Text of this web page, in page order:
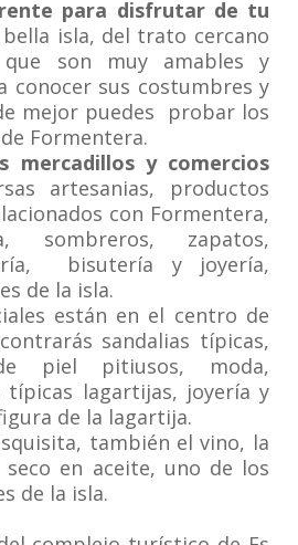
para disfrutar de tu
isla, del trato cercano
son muy amables y
conocer sus costumbres y
mejor puedes probar los
Formentera.
mercadillos y comercios
artesanias, productos
con Formentera,
sombreros, zapatos,
bisutería y joyería,
de la isla.
están en el centro de
sandalias típicas,
piel pitiusos, moda,
típicas lagartijas, joyería y
de la lagartija.
también el vino, la
en aceite, uno de los
de la isla.